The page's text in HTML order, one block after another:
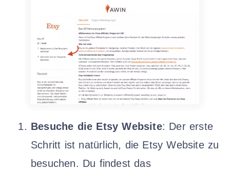
Besuche die Etsy Website: Der erste
Schritt ist natürlich, die Etsy Website zu
besuchen. Du findest das